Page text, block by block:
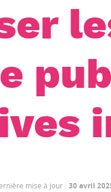
mise à jour : 30 avril